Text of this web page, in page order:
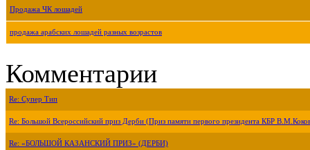
Продажа ЧК лошадей
продажа арабских лошадей разных возрастов
Комментарии
Re: Супер Тип
Re: Большой Всероссийский приз Дерби (Приз памяти первого президента КБР
Re: «БОЛЬШОЙ КАЗАНСКИЙ ПРИЗ» (ДЕРБИ)